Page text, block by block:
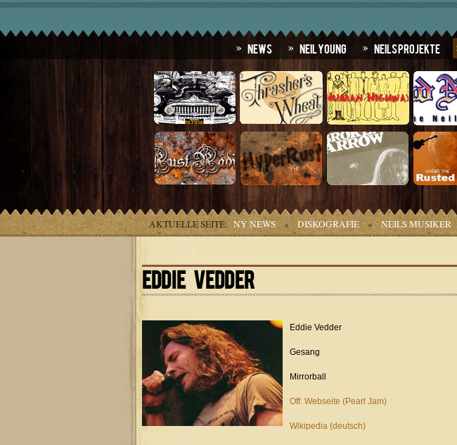
News Neil Young Neils Projekte
AKTUELLE SEITE: NY NEWS » DISKOGRAFIE » NEILS MUSIKER
EDDIE VEDDER
Eddie Vedder
Gesang
Mirrorball
Off. Webseite (Pearl Jam)
Wikipedia (deutsch)